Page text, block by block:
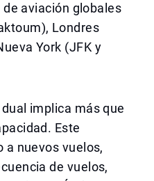
aviación globales
Londres
York (JFK y
implica más que
Este
a nuevos vuelos,
de vuelos,